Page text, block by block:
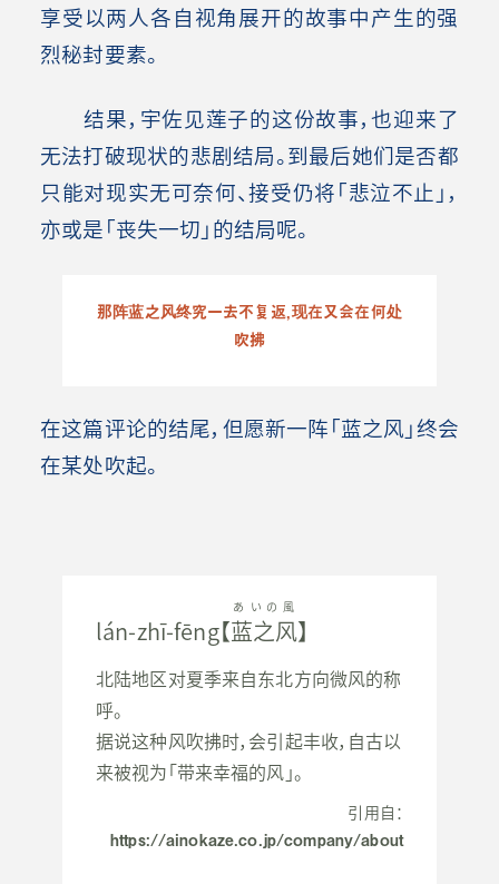
享受以两人各自视角展开的故事中产生的强
烈秘封要素。
结果，宇佐见莲子的这份故事，也迎来了
无法打破现状的悲剧结局。到最后她们是否都
只能对现实无可奈何、接受仍将「悲泣不止」，
亦或是「丧失一切」的结局呢。
那阵蓝之风终究一去不复返，现在又会在何处
吹拂
在这篇评论的结尾，但愿新一阵「蓝之风」终会
在某处吹起。
lán-zhī-fēng【蓝之风
あいの風
】
北陆地区对夏季来自东北方向微风的称
呼。
据说这种风吹拂时，会引起丰收，自古以
来被视为「带来幸福的风」。
引用自：
https://ainokaze.co.jp/company/about